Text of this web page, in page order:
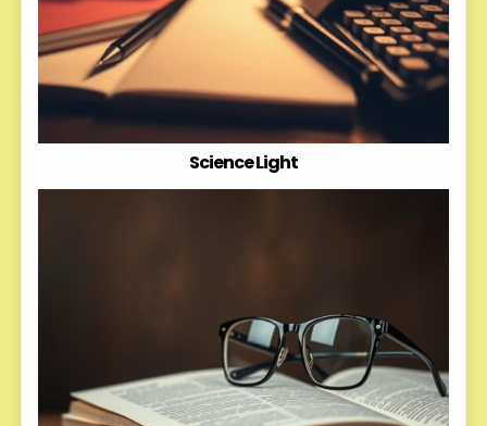
Science Light